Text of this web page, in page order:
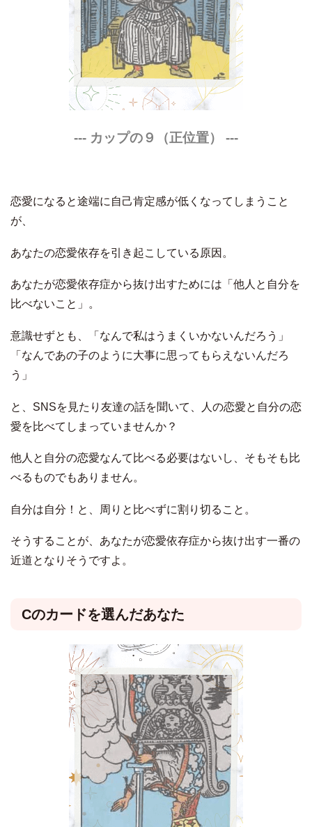
--- カップの９（正位置） ---
恋愛になると途端に自己肯定感が低くなってしまうこと
が、
あなたの恋愛依存を引き起こしている原因。
あなたが恋愛依存症から抜け出すためには「他人と自分を
比べないこと」。
意識せずとも、「なんで私はうまくいかないんだろう」
「なんであの子のように大事に思ってもらえないんだろ
う」
と、SNSを見たり友達の話を聞いて、人の恋愛と自分の恋
愛を比べてしまっていませんか？
他人と自分の恋愛なんて比べる必要はないし、そもそも比
べるものでもありません。
自分は自分！と、周りと比べずに割り切ること。
そうすることが、あなたが恋愛依存症から抜け出す一番の
近道となりそうですよ。
Cのカードを選んだあなた